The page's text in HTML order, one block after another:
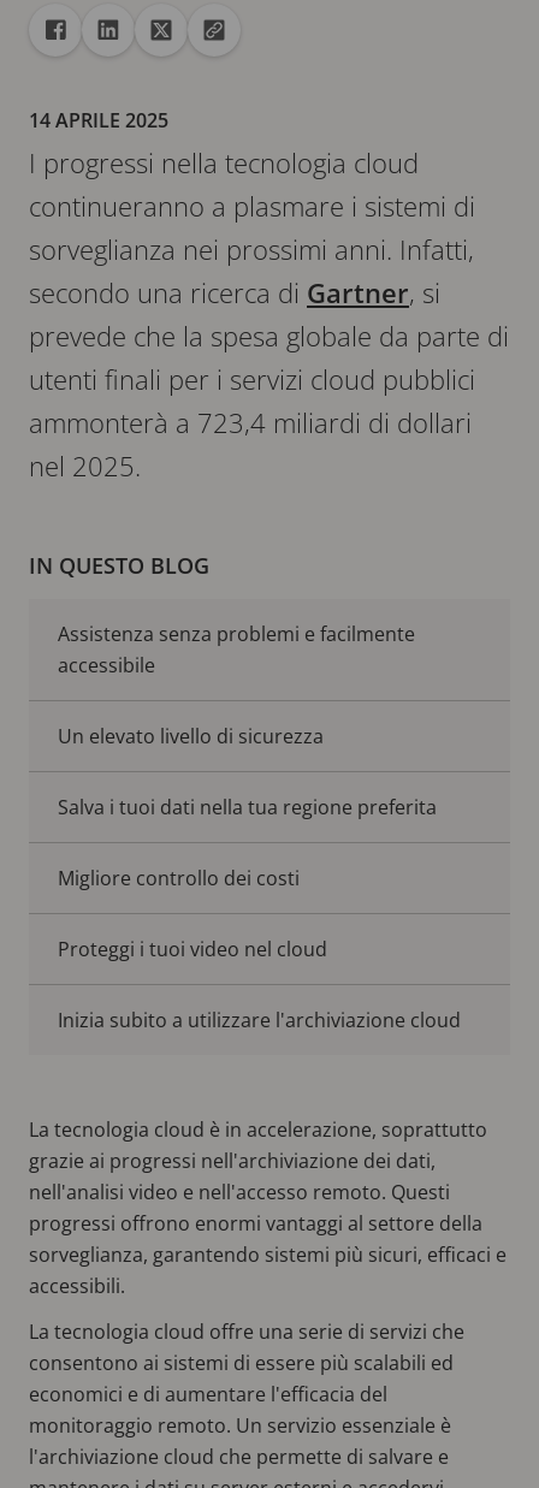
Condivisione
Condividi con Facebook
Condividi con Linkedin
Condividi con X
Copia URL negli Appunti
14 APRILE 2025
I progressi nella tecnologia cloud
continueranno a plasmare i sistemi di
sorveglianza nei prossimi anni. Infatti,
secondo una ricerca di Gartner, si
prevede che la spesa globale da parte di
utenti finali per i servizi cloud pubblici
ammonterà a 723,4 miliardi di dollari
nel 2025.
IN QUESTO BLOG
Assistenza senza problemi e facilmente
accessibile
Un elevato livello di sicurezza
Salva i tuoi dati nella tua regione preferita
Migliore controllo dei costi
Proteggi i tuoi video nel cloud
Inizia subito a utilizzare l'archiviazione cloud
La tecnologia cloud è in accelerazione, soprattutto
grazie ai progressi nell'archiviazione dei dati,
nell'analisi video e nell'accesso remoto. Questi
progressi offrono enormi vantaggi al settore della
sorveglianza, garantendo sistemi più sicuri, efficaci e
accessibili.
La tecnologia cloud offre una serie di servizi che
consentono ai sistemi di essere più scalabili ed
economici e di aumentare l'efficacia del
monitoraggio remoto. Un servizio essenziale è
l'archiviazione cloud che permette di salvare e